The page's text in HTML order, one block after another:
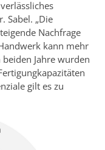
Sabel. „Die
Nachfrage
kann mehr
Jahre wurden
gilt es zu